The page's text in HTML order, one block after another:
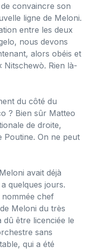
convaincre son
ligne de Meloni.
entre les deux
nous devons
alors obéis et
Nitschewò. Rien là-
du côté du
? Bien sûr Matteo
de droite,
Poutine. On ne peut
avait déjà
quelques jours.
nommée chef
Meloni du très
dû être licenciée le
sans
qui a été